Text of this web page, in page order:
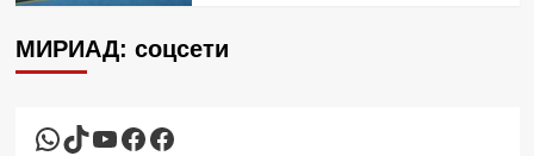
МИРИАД: соцсети
WhatsApp
TikTok
YouTube
Facebook
Facebook